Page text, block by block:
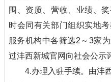
围、资质、营收、业绩、
时会同有关部门组织实地
服务机构中各筛选2～3家
过沣西新城官网向社会公示
4.办理入驻手续。由沣